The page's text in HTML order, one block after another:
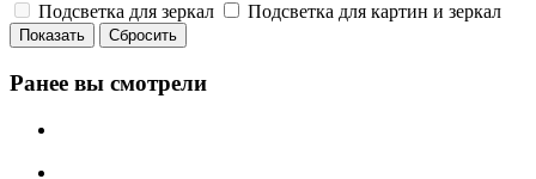
Подсветка для зеркал
Подсветка для картин и зеркал
Сбросить
Ранее вы смотрели